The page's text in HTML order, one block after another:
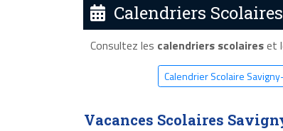
Calendriers
Consultez les calendriers scolaireset
Calendrier Scolaire
Vacances Scolaires